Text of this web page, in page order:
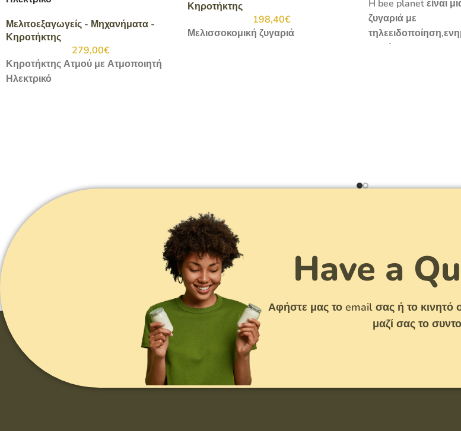
Μελιτοεξαγωγείς - Μηχανήματα -
Κηροτήκτης
279,00€
Κηροτήκτης Ατμού με Ατμοποιητή
Ηλεκτρικό
Κηροτήκτης
198,40€
Μελισσοκομική ζυγαριά
H bee planet είναι
ζυγαριά με
το βάρος, την
Have a
Αφήστε μας το email σας ή το κινητό
μαζί σας το